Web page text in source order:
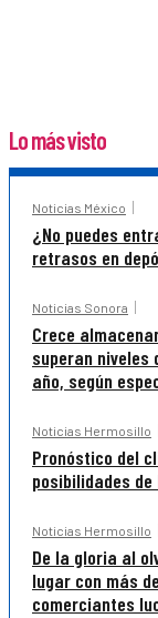
Lo más visto
Noticias México
¿No puedes
retrasos en
Noticias Sonora
Crece
superan niveles
año, según
Noticias Hermosillo
Pronóstico del
posibilidades
Noticias Hermosillo
De la gloria al
lugar con más
comerciantes